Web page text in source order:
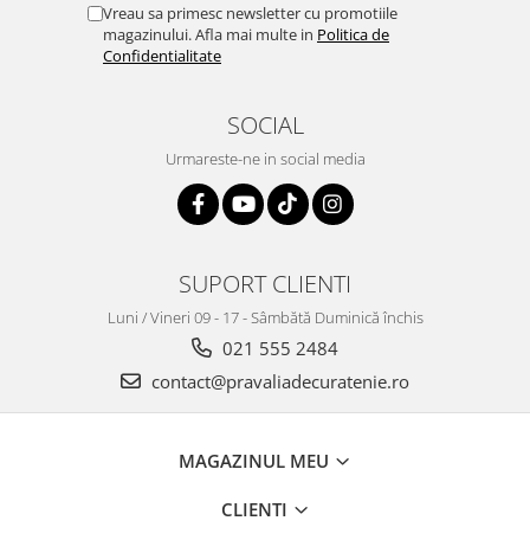
Vreau sa primesc newsletter cu promotiile
magazinului. Afla mai multe in Politica de
Confidentialitate
SOCIAL
Urmareste-ne in social media
SUPORT CLIENTI
Luni / Vineri 09 - 17 - Sâmbătă Duminică închis
021 555 2484
contact@pravaliadecuratenie.ro
MAGAZINUL MEU
CLIENTI